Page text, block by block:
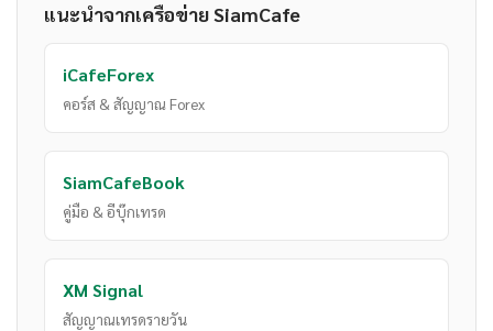
แนะนำจากเครือข่าย SiamCafe
iCafeForex
คอร์ส & สัญญาณ Forex
SiamCafeBook
คู่มือ & อีบุ๊กเทรด
XM Signal
สัญญาณเทรดรายวัน